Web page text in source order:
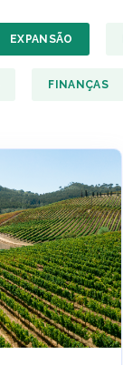
EXPANSÃO
FINANÇAS